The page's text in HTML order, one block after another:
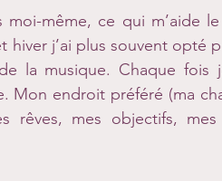
même, ce qui m’aide
hiver j’ai plus souvent opté
la musique. Chaque fois
Mon endroit préféré (ma
rêves, mes objectifs, mes